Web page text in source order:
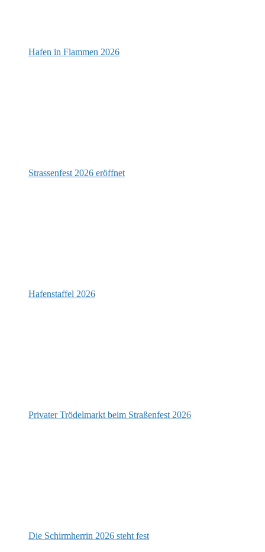
Hafen in Flammen 2026
Strassenfest 2026 eröffnet
Hafenstaffel 2026
Privater Trödelmarkt beim Straßenfest 2026
Die Schirmherrin 2026 steht fest